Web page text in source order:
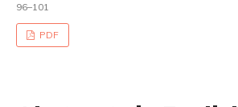
96–101
PDF